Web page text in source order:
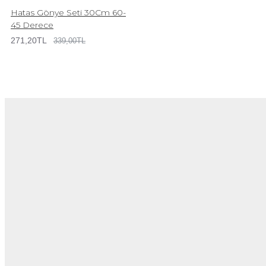
Hatas Gönye Seti 30Cm 60-
45 Derece
271,20TL 339,00TL